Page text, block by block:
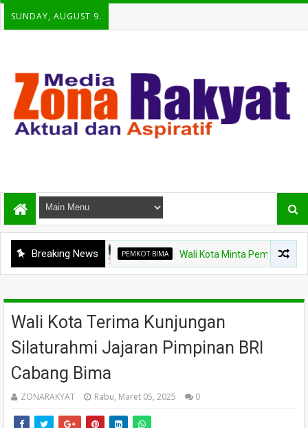
SUNDAY, AUGUST 9.
Breaking News
PEMKOT BIMA Wali Kota Minta Pembangunan Gedung
Wali Kota Terima Kunjungan
Silaturahmi Jajaran Pimpinan BRI
Cabang Bima
ZONARAKYAT Rabu, Maret 05, 2025 0